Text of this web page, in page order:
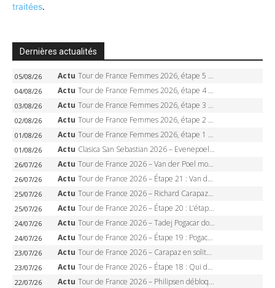
traitées.
Dernières actualités
05/08/26 Actu Tour de France Femmes 2026, étape 5 – Demi Vollering gagne à Belleville, Reusser en jaune, Ferrand-Prévot coule
04/08/26 Actu Tour de France Femmes 2026, étape 4 – Marlen Reusser écrase le chrono, Ferrand-Prévot en crise
03/08/26 Actu Tour de France Femmes 2026, étape 3 – Sigrid Haugset en solitaire, 88 km d’échappée, maillot jaune
02/08/26 Actu Tour de France Femmes 2026, étape 2 – Lorena Wiebes doublé à Genève, Markus héroïque, 7e record
01/08/26 Actu Tour de France Femmes 2026, étape 1 – Lorena Wiebes intouchable à Lausanne, premier maillot jaune
01/08/26 Actu Clasica San Sebastian 2026 – Evenepoel recordman, 4e victoire, Carapaz battu au sprint
26/07/26 Actu Tour de France 2026 – Van der Poel monumental à Paris, Pogacar égale le record des cinq sacres
26/07/26 Actu Tour de France 2026 – Étape 21 : Van der Poel, Pogacar, qui succédera à Wout van Aert sur les Champs-Elysées ?
25/07/26 Actu Tour de France 2026 – Richard Carapaz roi des Alpes, doublé et maillot à pois, Seixas perd le podium
25/07/26 Actu Tour de France 2026 – Étape 20 : L’étape reine, Galibier, Sarenne, Alpe d’Huez, qui succédera à Pogacar ?
24/07/26 Actu Tour de France 2026 – Tadej Pogacar dompte l’Alpe d’Huez, 5e victoire, record de Pantani pulvérisé
24/07/26 Actu Tour de France 2026 – Étape 19 : Pogacar peut-il enfin dompter l’Alpe d’Huez ?
23/07/26 Actu Tour de France 2026 – Carapaz en solitaire à Orcières-Merlette, Paret-Peintre à un point du maillot à pois
23/07/26 Actu Tour de France 2026 – Étape 18 : Qui domptera Orcières-Merlette, première marche vers l’Alpe d’Huez ?
22/07/26 Actu Tour de France 2026 – Philipsen débloque son compteur à Voiron, Pedersen en danger pour le maillot vert